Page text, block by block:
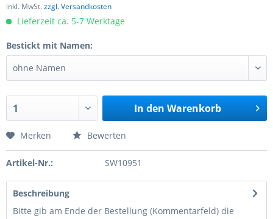
inkl. MwSt.zzgl. Versandkosten
Lieferzeit ca. 5-7 Werktage
Bestickt mit Namen:
In den Warenkorb
Merken Bewerten
Artikel-Nr.: SW10951
Beschreibung
Bitte gib am Ende der Bestellung (Kommentarfeld) die